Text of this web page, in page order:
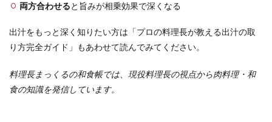
両方合わせると旨みが相乗効果で深くなる
出汁をもっと深く知りたい方は「プロの料理長が教える出汁の取
り方完全ガイド」もあわせて読んでみてください。
料理長まっくるの和食帳では、現役料理長の視点から肉料理・和
食の知識を発信しています。